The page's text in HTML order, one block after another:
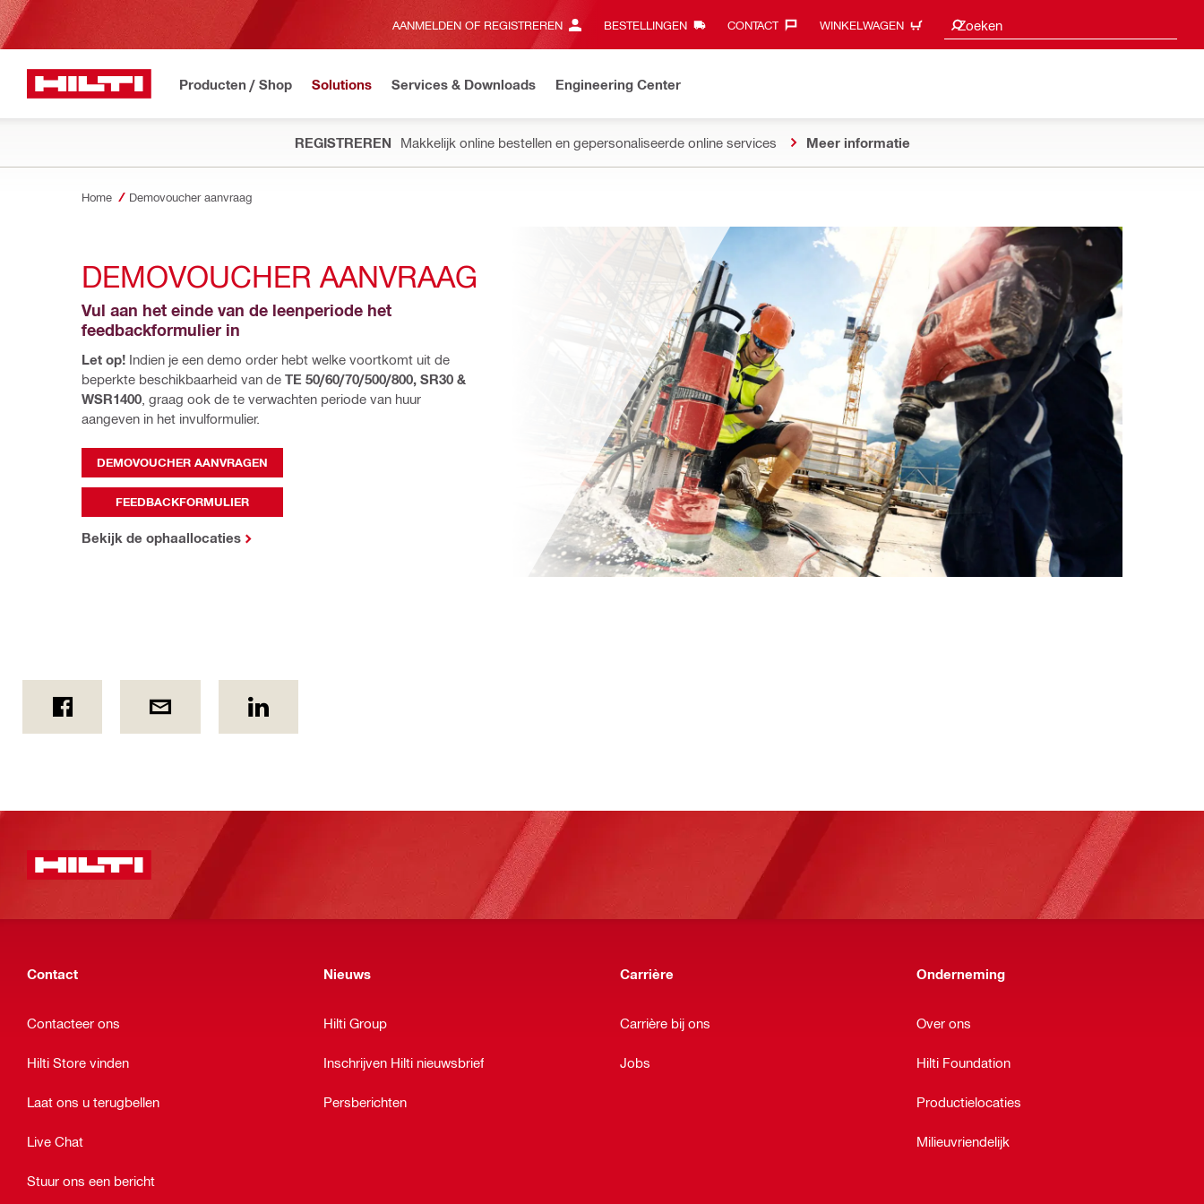
AANMELDEN OF REGISTREREN BESTELLINGEN CONTACT‎ WINKELWAGEN Zoeken
Zoeksuggesties
Producten / Shop Solutions Services & Downloads Engineering Center
REGISTREREN Makkelijk online bestellen en gepersonaliseerde online services Meer informatie
Home Demovoucher aanvraag
DEMOVOUCHER AANVRAAG
Vul aan het einde van de leenperiode het
feedbackformulier in
Let op! Indien je een demo order hebt welke voortkomt uit de
beperkte beschikbaarheid van de TE 50/60/70/500/800, SR30 &
WSR1400 , graag ook de te verwachten periode van huur
aangeven in het invulformulier.
DEMOVOUCHER AANVRAGEN
FEEDBACKFORMULIER
Bekijk de ophaallocaties
Contact
Contacteer ons
Hilti Store vinden
Laat ons u terugbellen
Live Chat
Stuur ons een bericht
Nieuws
Hilti Group
Inschrijven Hilti nieuwsbrief
Persberichten
Carrière
Carrière bij ons
Jobs
Onderneming
Over ons
Hilti Foundation
Productielocaties
Milieuvriendelijk